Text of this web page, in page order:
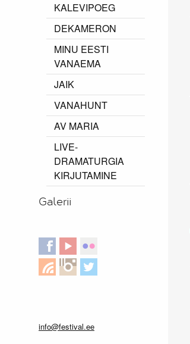
KALEVIPOEG
DEKAMERON
MINU EESTI
VANAEMA
JAIK
VANAHUNT
AV MARIA
LIVE-
DRAMATURGIA
KIRJUTAMINE
Galerii
info@festival.ee